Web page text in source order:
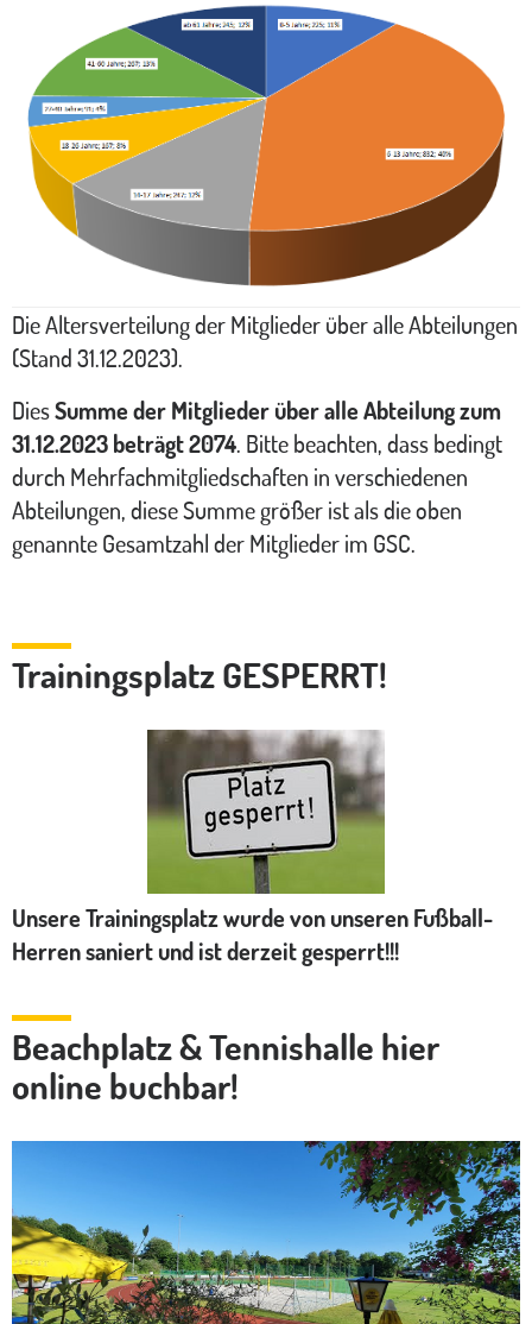
Die Altersverteilung der Mitglieder über alle Abteilungen
(Stand 31.12.2023).
DiesSumme der Mitglieder über alle Abteilung zum
31.12.2023 beträgt 2074. Bitte beachten, dass bedingt
durch Mehrfachmitgliedschaften in verschiedenen
Abteilungen, diese Summe größer ist als die oben
genannte Gesamtzahl der Mitglieder im GSC.
Trainingsplatz GESPERRT!
Unsere Trainingsplatz wurde von unseren Fußball-
Herren saniert und ist derzeit gesperrt!!!
Beachplatz & Tennishalle hier
online buchbar!